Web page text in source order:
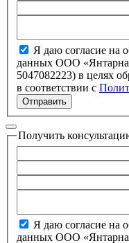
Я даю согласие на
данных ООО
5047082223) в целях обработки запроса и обратной связи,
в соответствии с
Отправить
Получить
Я даю согласие на
данных ООО